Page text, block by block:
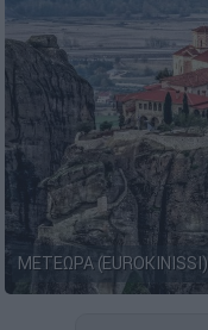
ΜΕΤΕΩΡΑ (EUROKINISSI)